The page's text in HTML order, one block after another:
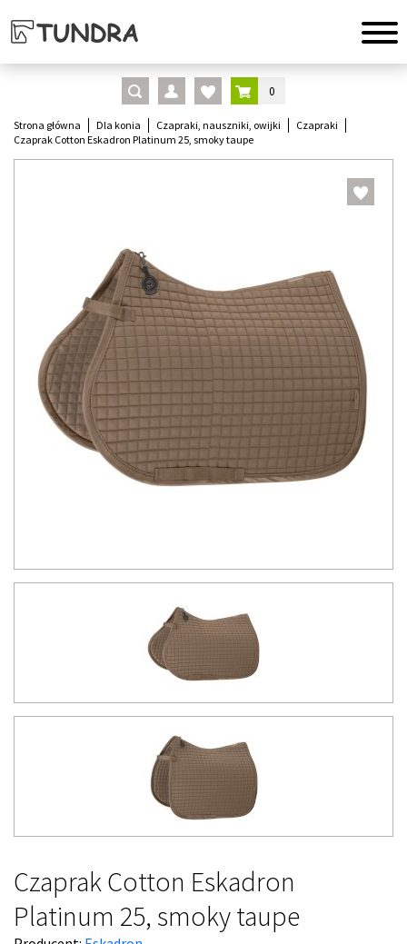
0
Strona główna Dla konia Czapraki, nauszniki, owijki
Czapraki
Czaprak Cotton Eskadron Platinum 25, smoky taupe
Czaprak Cotton Eskadron
Platinum 25, smoky taupe